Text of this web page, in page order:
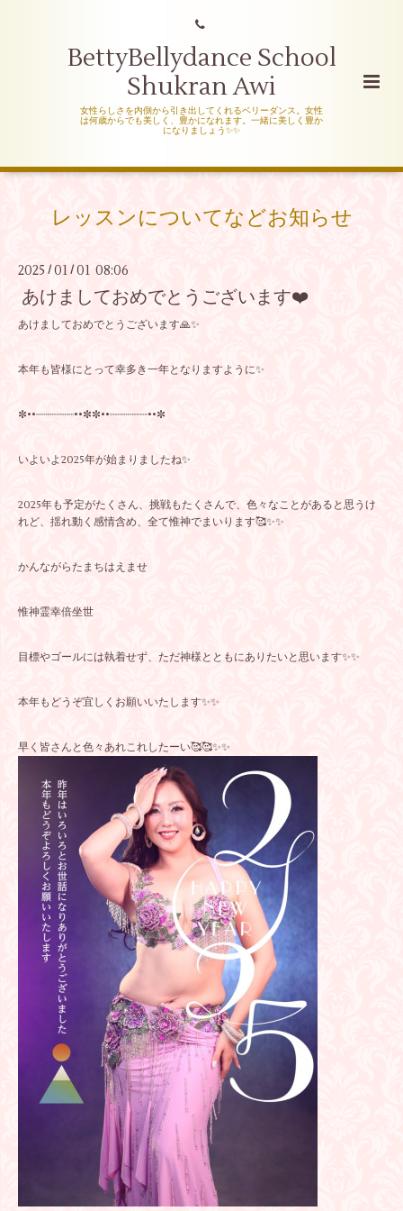
BettyBellydance School
Shukran Awi
女性らしさを内側から引き出してくれるベリーダンス。女性
は何歳からでも美しく、豊かになれます。一緒に美しく豊か
になりましょう✨✨
レッスンについてなどお知らせ
2025 /01 /01 08:06
あけましておめでとうございます❤️
あけましておめでとうございます🙏✨
本年も皆様にとって幸多き一年となりますように✨
✼••┈┈┈┈┈┈••✼✼••┈┈┈┈┈┈••✼
いよいよ2025年が始まりましたね✨
2025年も予定がたくさん、挑戦もたくさんで、色々なことがあると思うけ
れど、揺れ動く感情含め、全て惟神でまいります🥰✨✨
かんながらたまちはえませ
惟神霊幸倍坐世
目標やゴールには執着せず、ただ神様とともにありたいと思います✨✨
本年もどうぞ宜しくお願いいたします✨✨
早く皆さんと色々あれこれしたーい🥰🥰✨✨